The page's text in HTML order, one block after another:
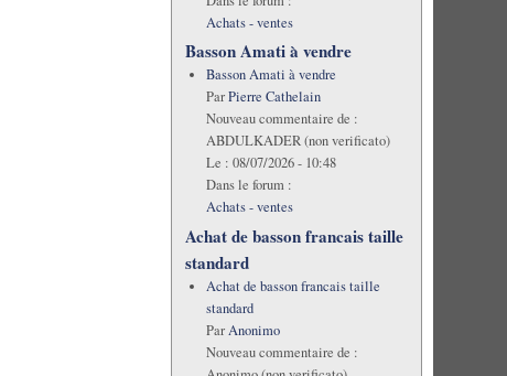
Achats - ventes
Basson Amati à vendre
Basson Amati à vendre
ParPierre Cathelain
Nouveau commentaire de :
ABDULKADER (non verificato)
Le : 08/07/2026 - 10:48
Dans le forum :
Achats - ventes
Achat de basson francais taille
standard
Achat de basson francais taille
standard
ParAnonimo
Nouveau commentaire de :